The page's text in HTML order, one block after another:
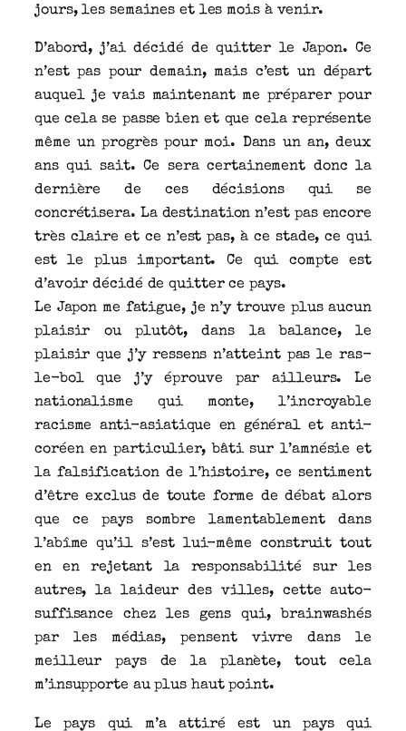
jours, les semaines et les mois à venir.
D’abord, j’ai décidé de quitter le Japon. Ce
n’est pas pour demain, mais c’est un départ
auquel je vais maintenant me préparer pour
que cela se passe bien et que cela représente
même un progrès pour moi. Dans un an, deux
ans qui sait. Ce sera certainement donc la
dernière de ces décisions qui se
concrétisera. La destination n’est pas encore
très claire et ce n’est pas, à ce stade, ce qui
est le plus important. Ce qui compte est
d’avoir décidé de quitter ce pays.
Le Japon me fatigue, je n’y trouve plus aucun
plaisir ou plutôt, dans la balance, le
plaisir que j’y ressens n’atteint pas le ras-
le-bol que j’y éprouve par ailleurs. Le
nationalisme qui monte, l’incroyable
racisme anti-asiatique en général et anti-
coréen en particulier, bâti sur l’amnésie et
la falsification de l’histoire, ce sentiment
d’être exclus de toute forme de débat alors
que ce pays sombre lamentablement dans
l’abîme qu’il s’est lui-même construit tout
en en rejetant la responsabilité sur les
autres, la laideur des villes, cette auto-
suffisance chez les gens qui, brainwashés
par les médias, pensent vivre dans le
meilleur pays de la planète, tout cela
m’insupporte au plus haut point.
Le pays qui m’a attiré est un pays qui